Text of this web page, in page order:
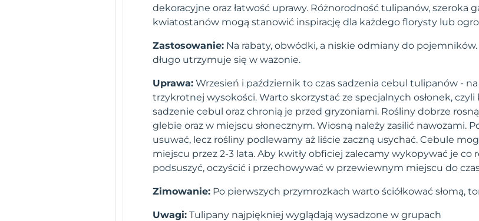
dekoracyjne oraz łatwość uprawy. Różnorodność tulipanów, szeroka
kwiatostanów mogą stanowić inspirację dla każdego florysty lub
Zastosowanie: Na rabaty, obwódki, a niskie odmiany do
długo utrzymuje się w wazonie.
Uprawa: Wrzesień i październik to czas sadzenia cebul tulipanów -
trzykrotnej wysokości. Warto skorzystać ze specjalnych osłonek, czyli
sadzenie cebul oraz chronią je przed gryzoniami. Rośliny dobrze
glebie oraz w miejscu słonecznym. Wiosną należy zasilić nawozami.
usuwać, lecz rośliny podlewamy aż liście zaczną usychać. Cebule
miejscu przez 2-3 lata. Aby kwitły obficiej zalecamy wykopywać je co
podsuszyć, oczyścić i przechowywać w przewiewnym miejscu do
Zimowanie: Po pierwszych przymrozkach warto ściółkować słomą,
Uwagi: Tulipany najpiękniej wyglądają wysadzone w grupach